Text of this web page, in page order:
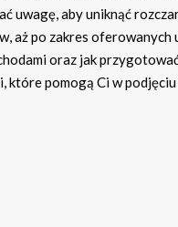
uwagę, aby uniknąć
aż po zakres oferowanych
oraz jak
które pomogą Ci w